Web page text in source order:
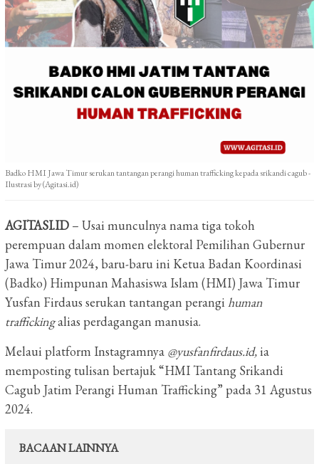
Badko HMI Jawa Timur serukan tantangan perangi human trafficking kepada srikandi cagub -
Ilustrasi by (Agitasi.id)
AGITASI.ID – Usai munculnya nama tiga tokoh
perempuan dalam momen elektoral Pemilihan Gubernur
Jawa Timur 2024, baru-baru ini Ketua Badan Koordinasi
(Badko) Himpunan Mahasiswa Islam (HMI) Jawa Timur
Yusfan Firdaus serukan tantangan perangi human
traffickingalias perdagangan manusia.
Melaui platform Instagramnya @yusfanfirdaus.id,ia
memposting tulisan bertajuk “HMI Tantang Srikandi
Cagub Jatim Perangi Human Trafficking” pada 31 Agustus
2024.
BACAAN LAINNYA